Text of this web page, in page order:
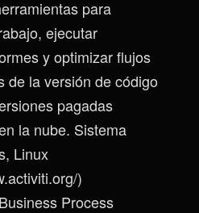
para
ejecutar
y optimizar flujos
de la versión de código
pagadas
la nube. Sistema
Linux
)
Process